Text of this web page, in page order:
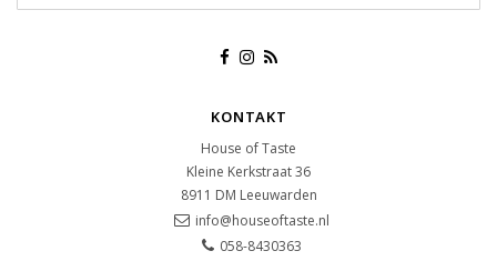
KONTAKT
House of Taste
Kleine Kerkstraat 36
8911 DM Leeuwarden
info@houseoftaste.nl
058-8430363